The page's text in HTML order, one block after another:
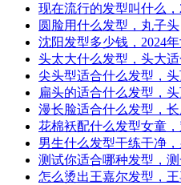
现在流行的发型叫什么
圆脸用什么发型，丸子头
沈阳发型多少钱，2024
头太大什么发型，头大
尖头型适合什么发型，
扁头的适合什么发型，
漫长脸适合什么发型，
花棉袄配什么发型女童
男生什么发型干练干净
测试你适合哪种发型，
怎么烫出王嘉尔发型，